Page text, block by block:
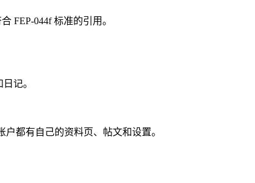
FEP-044f 标准的引用。
记。
都有自己的资料页、帖文和设置。